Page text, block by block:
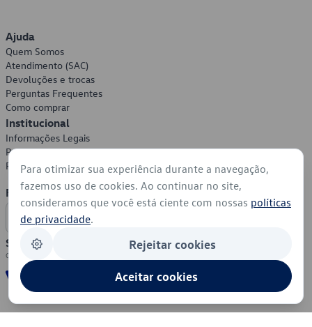
Ajuda
Quem Somos
Atendimento (SAC)
Devoluções e trocas
Perguntas Frequentes
Como comprar
Institucional
Informações Legais
Política de Privacidade
Política de Cookies
Formas de Pagamento
Segurança
Para otimizar sua experiência durante a navegação,
fazemos uso de cookies. Ao continuar no site,
consideramos que você está ciente com nossas políticas
de privacidade.
Rejeitar cookies
Aceitar cookies